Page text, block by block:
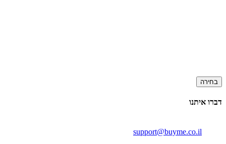
בחירה
דברו איתנו
support@buyme.co.il